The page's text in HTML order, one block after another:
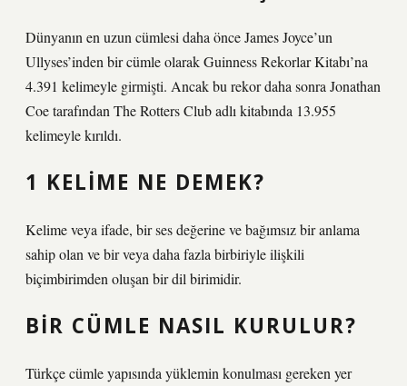
Dünyanın en uzun cümlesi daha önce James Joyce’un
Ullyses’inden bir cümle olarak Guinness Rekorlar Kitabı’na
4.391 kelimeyle girmişti. Ancak bu rekor daha sonra Jonathan
Coe tarafından The Rotters Club adlı kitabında 13.955
kelimeyle kırıldı.
1 KELIME NE DEMEK?
Kelime veya ifade, bir ses değerine ve bağımsız bir anlama
sahip olan ve bir veya daha fazla birbiriyle ilişkili
biçimbirimden oluşan bir dil birimidir.
BIR CÜMLE NASIL KURULUR?
Türkçe cümle yapısında yüklemin konulması gereken yer